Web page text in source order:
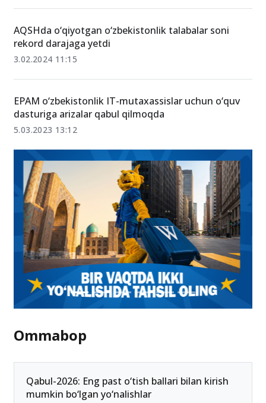
AQSHda o‘qiyotgan o‘zbekistonlik talabalar soni
rekord darajaga yetdi
3.02.2024 11:15
EPAM o‘zbekistonlik IT-mutaxassislar uchun o‘quv
dasturiga arizalar qabul qilmoqda
5.03.2023 13:12
Ommabop
Qabul-2026: Eng past o‘tish ballari bilan kirish
mumkin bo‘lgan yo‘nalishlar